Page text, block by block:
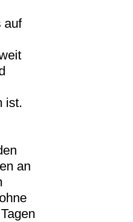
auf
ist.
an